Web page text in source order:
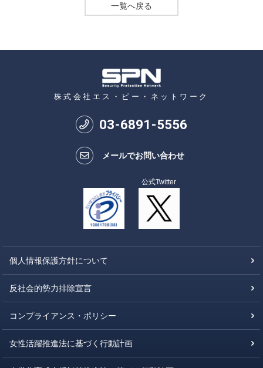
一覧へ戻る
株式会社エス・ピー・ネットワーク
03-6891-5556
メールでお問い合わせ
公式Twitter
個人情報保護方針について
反社会的勢力排除宣言
コンプライアンス・ポリシー
女性活躍推進法に基づく行動計画